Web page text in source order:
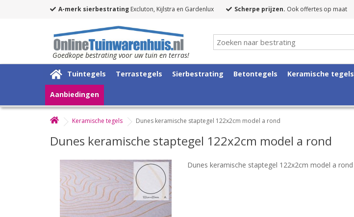
A-merk sierbestrating Excluton, Kijlstra en Gardenlux Scherpe prijzen. Ook offertes op maat
Goedkope bestrating voor uw tuin en terras!
Tuintegels Terrastegels Sierbestrating Betontegels Keramische tegels
Aanbiedingen
Keramische tegels Dunes keramische staptegel 122x2cm model a rond
Dunes keramische staptegel 122x2cm model a rond
Dunes keramische staptegel 122x2cm model a rond